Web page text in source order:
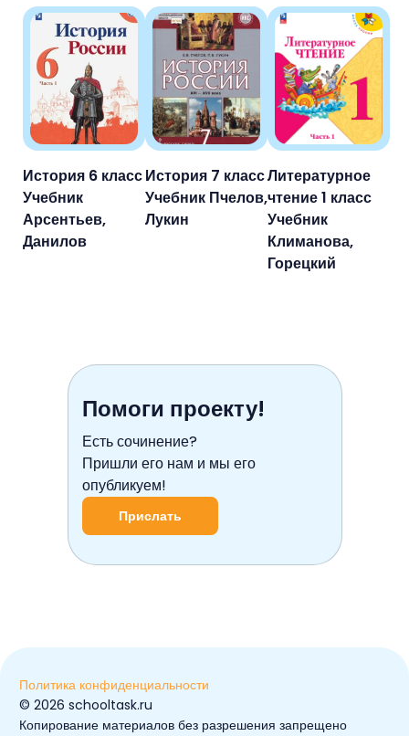
История 6 класс
Учебник
Арсентьев,
Данилов
История 7 класс
Учебник Пчелов,
Лукин
Литературное
чтение 1 класс
Учебник
Климанова,
Горецкий
Помоги проекту!
Есть сочинение?
Пришли его нам и мы его
опубликуем!
Прислать
© ️2026 schooltask.ru
Копирование материалов без разрешения запрещено
Политика конфиденциальности